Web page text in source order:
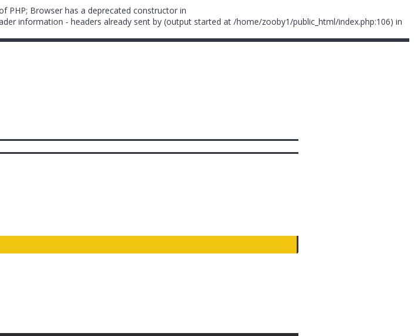
PHP; Browser has a deprecated constructor in
information - headers already sent by (output started at /home/zooby1/public_html/index.php:106) in